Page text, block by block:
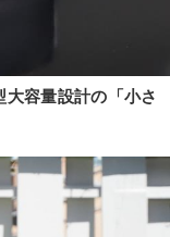
容量設計の「小さ